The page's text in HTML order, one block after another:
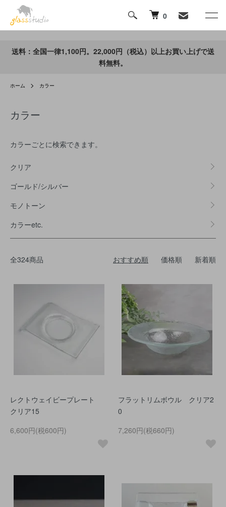
0
送料：全国一律1,100円。22,000円（税込）以上お買い上げで送
料無料。
ホーム カラー
カラー
カラーごとに検索できます。
グループ一覧
クリア
ゴールド/シルバー
モノトーン
カラーetc.
全324商品 おすすめ順 価格順 新着順
レクトウェイビープレート
クリア15
6,600円(税600円)
フラットリムボウル クリア2
0
7,260円(税660円)